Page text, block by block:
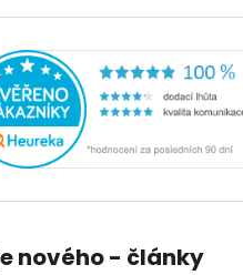
nového - články